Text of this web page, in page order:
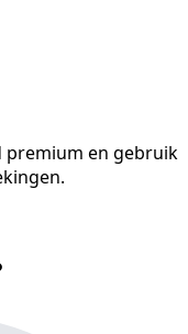
premium en gebruik